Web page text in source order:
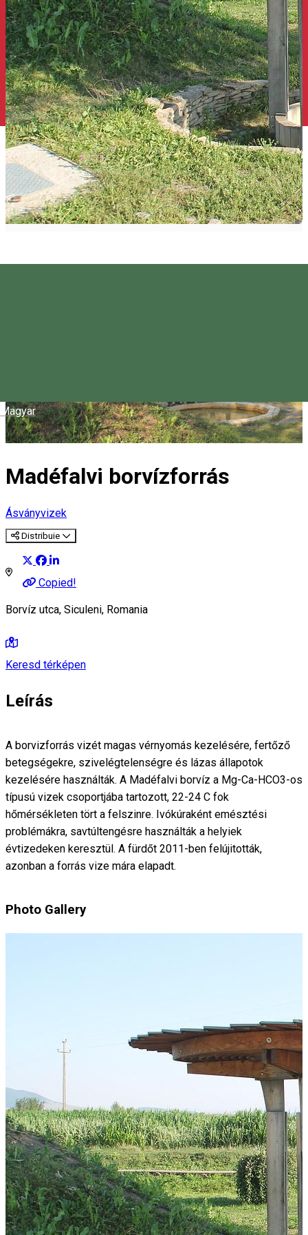
Magyar
Madéfalvi borvízforrás
Ásványvizek
Distribuie
Copied!
Borvíz utca, Siculeni, Romania
Keresd térképen
Leírás
A borvizforrás vizét magas vérnyomás kezelésére, fertőző
betegségekre, szivelégtelenségre és lázas állapotok
kezelésére használták. A Madéfalvi borvíz a Mg-Ca-HCO3-os
típusú vizek csoportjába tartozott, 22-24 C fok
hőmérsékleten tört a felszinre. Ivókúraként emésztési
problémákra, savtúltengésre használták a helyiek
évtizedeken keresztül. A fürdőt 2011-ben felújitották,
azonban a forrás vize mára elapadt.
Photo Gallery